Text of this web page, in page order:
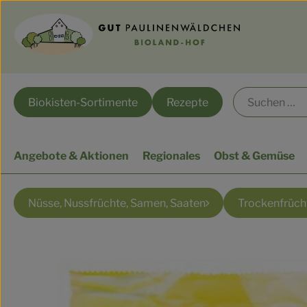
Biokisten-Sortimente Rezepte
Angebote & Aktionen Regionales Obst & Gemüse
Nüsse, Nussfrüchte, Samen, Saaten